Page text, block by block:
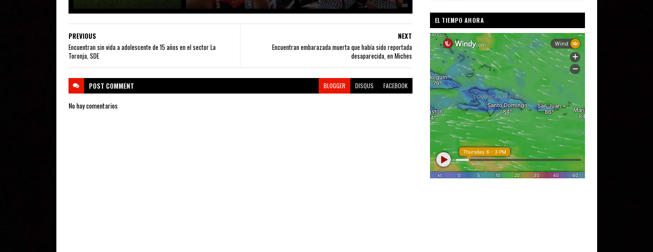
NEXT
Encuentran embarazada muerta que había sido reportada
desaparecida, en Miches
PREVIOUS
Encuentran sin vida a adolescente de 15 años en el sector La
Toronja, SDE
POST COMMENT BLOGGER DISQUS FACEBOOK
No hay comentarios
EL TIEMPO AHORA